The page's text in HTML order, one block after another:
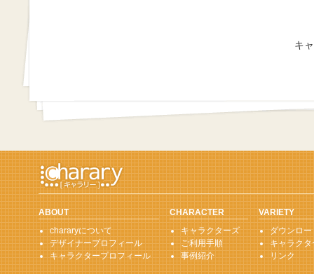
キ
ABOUT
chararyについて
デザイナープロフィール
キャラクタープロフィール
CHARACTER
キャラクターズ
ご利用手順
事例紹介
VARIETY
ダウンロ
キャラク
リンク